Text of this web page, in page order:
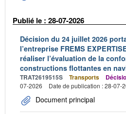
Publié le : 28-07-2026
Décision du 24 juillet 2026
l’entreprise FREMS
réaliser l’évaluation de la
constructions flottantes en
TRAT2619515S Transports
07-2026
Date de publication : 28-07-
Document principal